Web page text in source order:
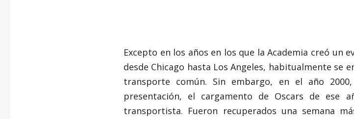
Excepto en los años en los que la Academia creó un
desde Chicago hasta Los Angeles, habitualmente se
transporte común. Sin embargo, en el año
presentación, el cargamento de Oscars de ese
transportista. Fueron recuperados una semana